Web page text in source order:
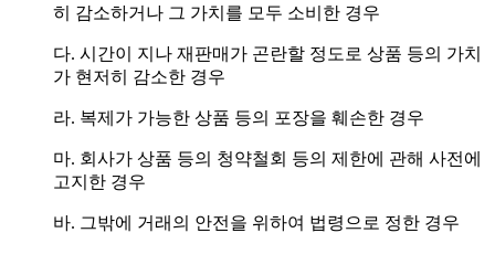
히 감소하거나 그 가치를 모두 소비한 경우
다. 시간이 지나 재판매가 곤란할 정도로 상품 등의 가치
가 현저히 감소한 경우
라. 복제가 가능한 상품 등의 포장을 훼손한 경우
마. 회사가 상품 등의 청약철회 등의 제한에 관해 사전에
고지한 경우
바. 그밖에 거래의 안전을 위하여 법령으로 정한 경우